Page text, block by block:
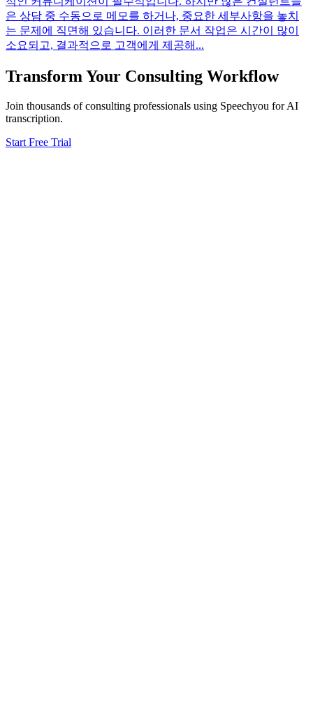
은 상담 중 수동으로 메모를 하거나, 중요한 세부사항을 놓치
는 문제에 직면해 있습니다. 이러한 문서 작업은 시간이 많이
소요되고, 결과적으로 고객에게 제공해 ...
Transform Your Consulting Workflow
Join thousands ofconsulting professionals using Speechyou for AI
transcription.
Start Free Trial